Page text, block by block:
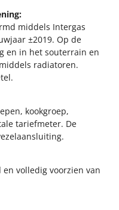
middels Intergas
±2019. Op de
en in het souterrain en
radiatoren.
kookgroep,
tariefmeter. De
volledig voorzien van